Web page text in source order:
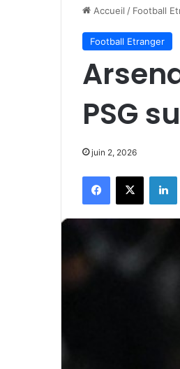
Accueil / Football
Football Etranger
PSG
juin 2, 2026
Facebook
X